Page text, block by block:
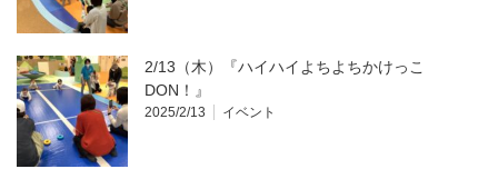
2/13（木）『ハイハイよちよちかけっこ
DON！』
2025/2/13 イベント